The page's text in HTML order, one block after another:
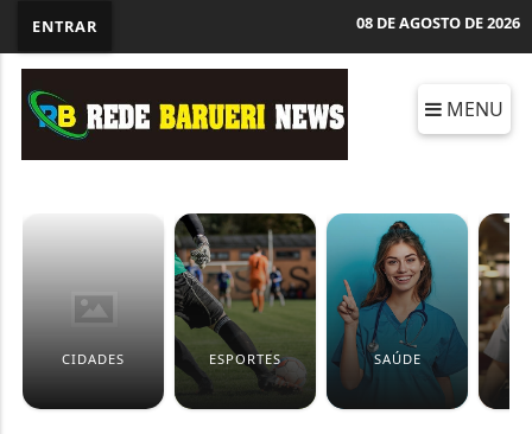
ENTRAR 08 DE AGOSTO DE 2026
MENU
CIDADES ESPORTES SAÚDE